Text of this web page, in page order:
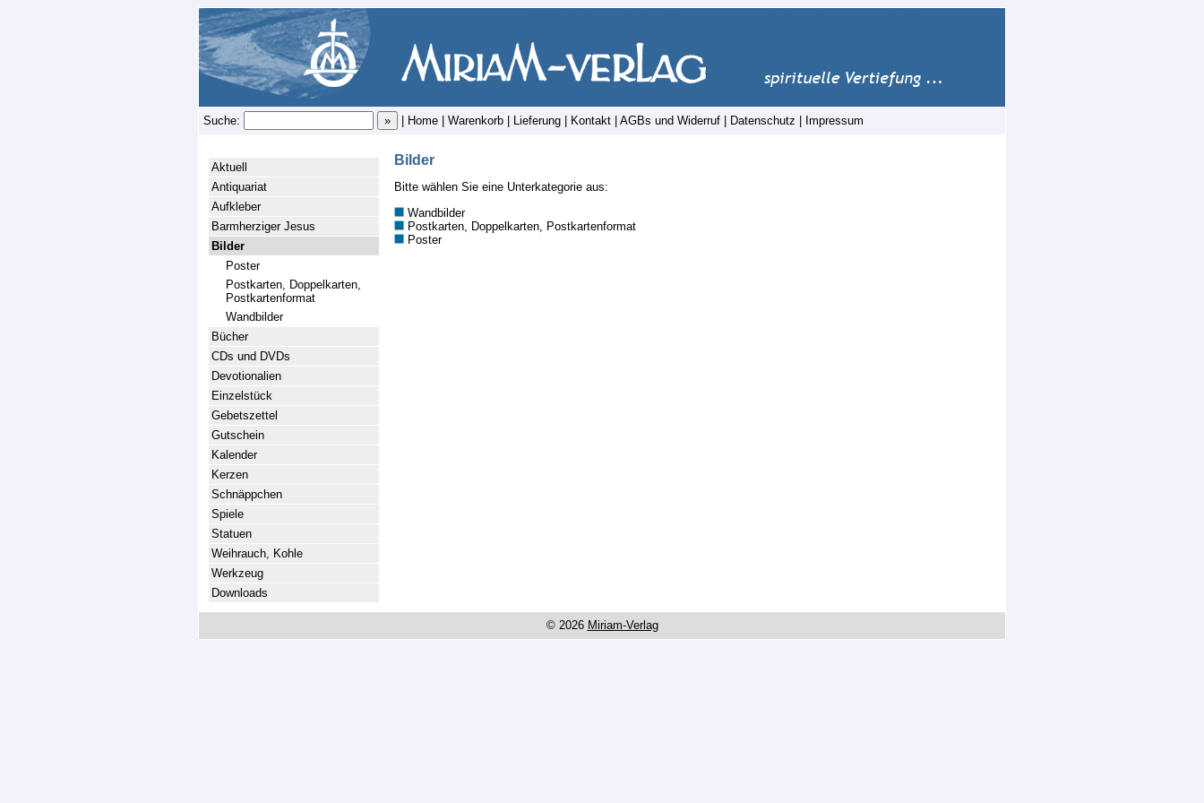
Suche: Home Warenkorb Lieferung Kontakt AGBs und Widerruf Datenschutz Impressum
Aktuell
Antiquariat
Aufkleber
Barmherziger Jesus
Bilder
Poster
Postkarten, Doppelkarten,
Postkartenformat
Wandbilder
Bücher
CDs und DVDs
Devotionalien
Einzelstück
Gebetszettel
Gutschein
Kalender
Kerzen
Schnäppchen
Spiele
Statuen
Weihrauch, Kohle
Werkzeug
Downloads
Bilder
Bitte wählen Sie eine Unterkategorie aus:
Wandbilder
Postkarten, Doppelkarten, Postkartenformat
Poster
© 2026 Miriam-Verlag